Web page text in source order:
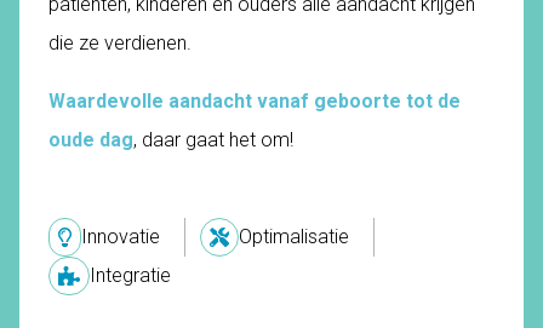
die ze verdienen.
Waardevolle aandacht vanaf geboorte tot de
oude dag, daar gaat het om!
Innovatie
Optimalisatie
Integratie